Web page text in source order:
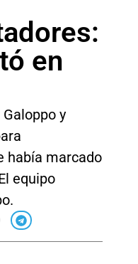
en
y
había marcado
equipo